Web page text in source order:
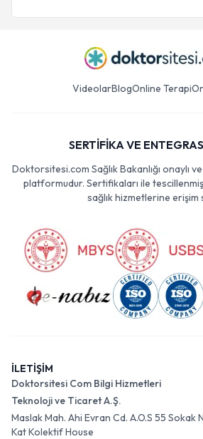
VideolarBlogOnline Terapi
SERTİFİKA VE
Doktorsitesi.com Sağlık Bakanlığı onaylı
platformudur. Sertifikaları ile
sağlık hizmetlerine erişim
İLETİŞİM
Doktorsitesi Com Bilgi Hizmetleri
Teknoloji ve Ticaret A.Ş.
Maslak Mah. Ahi Evran Cd. A.O.S 55 Sokak
Kat Kolektif House